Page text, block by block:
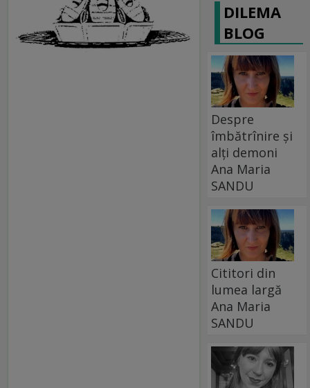
DILEMA
BLOG
Despre
îmbătrînire și
alți demoni
Ana Maria
SANDU
Cititori din
lumea largă
Ana Maria
SANDU